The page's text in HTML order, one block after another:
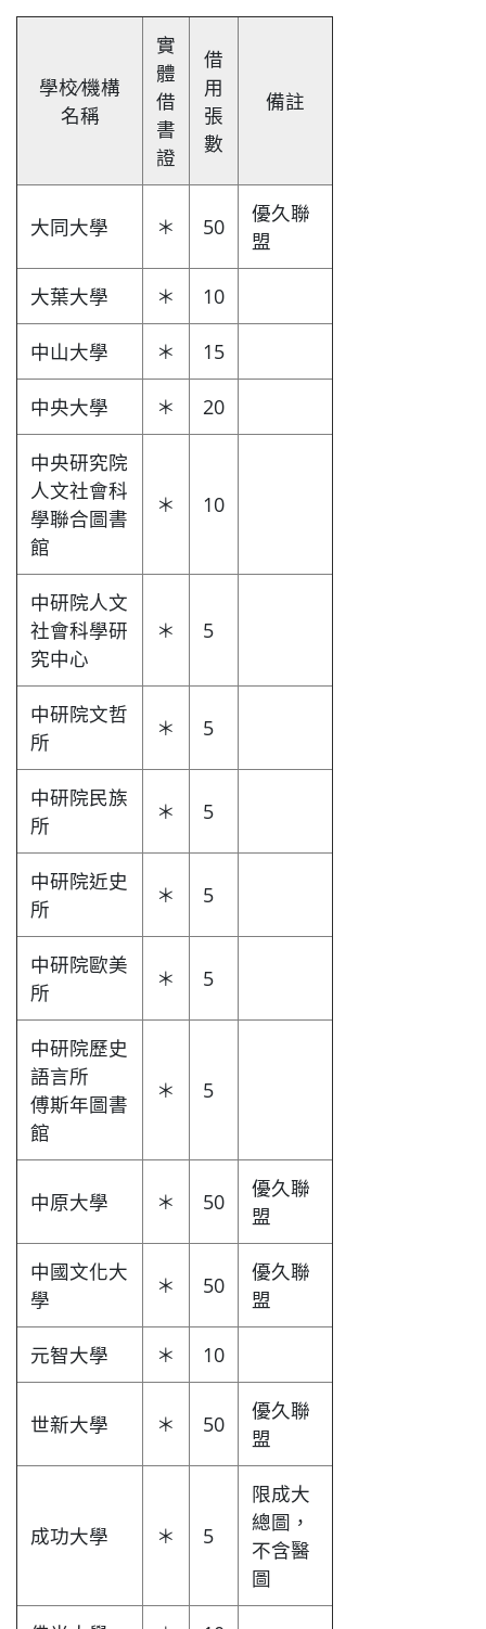
學校∕機構
名稱
實
體
借
書
證
借
用
張
數
備註
大同大學 ＊ 50
優久聯
盟
大葉大學 ＊ 10
中山大學 ＊ 15
中央大學 ＊ 20
中央研究院
人文社會科
學聯合圖書
館
＊ 10
中研院人文
社會科學研
究中心
＊ 5
中研院文哲
所
＊ 5
中研院民族
所
＊ 5
中研院近史
所
＊ 5
中研院歐美
所
＊ 5
中研院歷史
語言所
傅斯年圖書
館
＊ 5
中原大學 ＊ 50
優久聯
盟
中國文化大
學
＊ 50
優久聯
盟
元智大學 ＊ 10
世新大學 ＊ 50
優久聯
盟
成功大學 ＊ 5
限成大
總圖，
不含醫
圖